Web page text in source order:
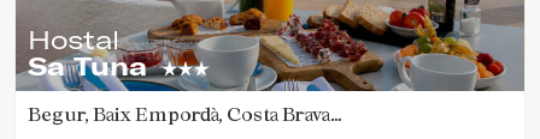
Hostal
Sa Tuna
Begur, Baix Empordà, Costa Brava